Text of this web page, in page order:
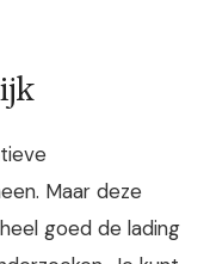
Maar deze
goed de lading